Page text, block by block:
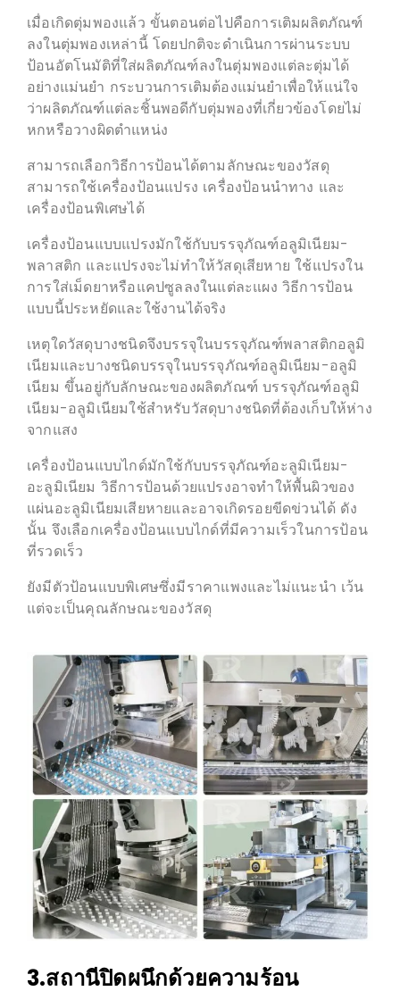
เมื่อเกิดตุ่มพองแล้ว ขั้นตอนต่อไปคือการเติมผลิตภัณฑ์
ลงในตุ่มพองเหล่านี้ โดยปกติจะดำเนินการผ่านระบบ
ป้อนอัตโนมัติที่ใส่ผลิตภัณฑ์ลงในตุ่มพองแต่ละตุ่มได้
อย่างแม่นยำ กระบวนการเติมต้องแม่นยำเพื่อให้แน่ใจ
ว่าผลิตภัณฑ์แต่ละชิ้นพอดีกับตุ่มพองที่เกี่ยวข้องโดยไม่
หกหรือวางผิดตำแหน่ง
สามารถเลือกวิธีการป้อนได้ตามลักษณะของวัสดุ
สามารถใช้เครื่องป้อนแปรง เครื่องป้อนนำทาง และ
เครื่องป้อนพิเศษได้
เครื่องป้อนแบบแปรงมักใช้กับบรรจุภัณฑ์อลูมิเนียม-
พลาสติก และแปรงจะไม่ทำให้วัสดุเสียหาย ใช้แปรงใน
การใส่เม็ดยาหรือแคปซูลลงในแต่ละแผง วิธีการป้อน
แบบนี้ประหยัดและใช้งานได้จริง
เหตุใดวัสดุบางชนิดจึงบรรจุในบรรจุภัณฑ์พลาสติกอลูมิ
เนียมและบางชนิดบรรจุในบรรจุภัณฑ์อลูมิเนียม-อลูมิ
เนียม ขึ้นอยู่กับลักษณะของผลิตภัณฑ์ บรรจุภัณฑ์อลูมิ
เนียม-อลูมิเนียมใช้สำหรับวัสดุบางชนิดที่ต้องเก็บให้ห่าง
จากแสง
เครื่องป้อนแบบไกด์มักใช้กับบรรจุภัณฑ์อะลูมิเนียม-
อะลูมิเนียม วิธีการป้อนด้วยแปรงอาจทำให้พื้นผิวของ
แผ่นอะลูมิเนียมเสียหายและอาจเกิดรอยขีดข่วนได้ ดัง
นั้น จึงเลือกเครื่องป้อนแบบไกด์ที่มีความเร็วในการป้อน
ที่รวดเร็ว
ยังมีตัวป้อนแบบพิเศษซึ่งมีราคาแพงและไม่แนะนำ เว้น
แต่จะเป็นคุณลักษณะของวัสดุ
3.สถานีปิดผนึกด้วยความร้อน